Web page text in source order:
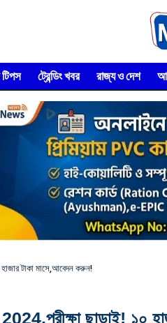
ট্রেন্ডিং খবর রাজ্য ও দেশ
টাকা মাসে,আবেদন করুন!
ছাড়াই! ১০